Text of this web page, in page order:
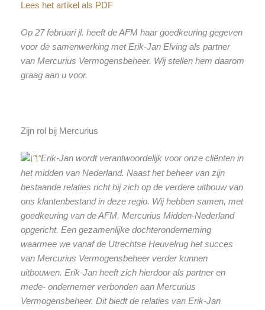
Lees het artikel als PDF
Op 27 februari jl. heeft de AFM haar goedkeuring gegeven
voor de samenwerking met Erik-Jan Elving als partner
van Mercurius Vermogensbeheer. Wij stellen hem daarom
graag aan u voor.
Zijn rol bij Mercurius
Erik-Jan wordt verantwoordelijk voor onze cliënten in
het midden van Nederland. Naast het beheer van zijn
bestaande relaties richt hij zich op de verdere uitbouw van
ons klantenbestand in deze regio. Wij hebben samen, met
goedkeuring van de AFM, Mercurius Midden-Nederland
opgericht. Een gezamenlijke dochteronderneming
waarmee we vanaf de Utrechtse Heuvelrug het succes
van Mercurius Vermogensbeheer verder kunnen
uitbouwen. Erik-Jan heeft zich hierdoor als partner en
mede- ondernemer verbonden aan Mercurius
Vermogensbeheer. Dit biedt de relaties van Erik-Jan